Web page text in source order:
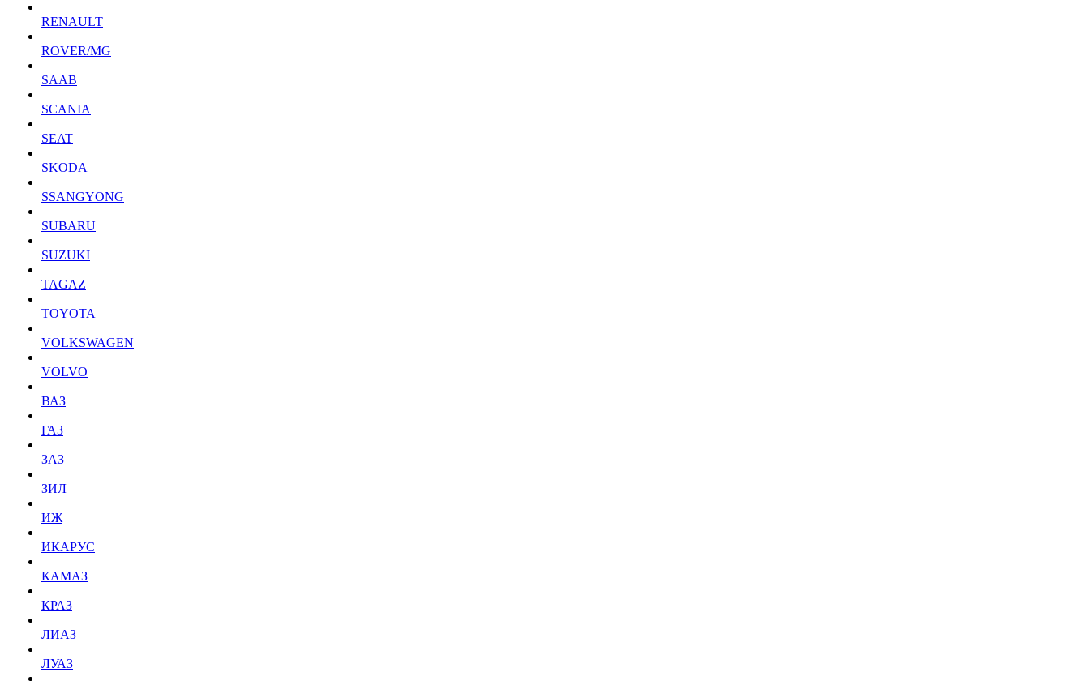
RENAULT
ROVER/MG
SAAB
SCANIA
SEAT
SKODA
SSANGYONG
SUBARU
SUZUKI
TAGAZ
TOYOTA
VOLKSWAGEN
VOLVO
ВАЗ
ГАЗ
ЗАЗ
ЗИЛ
ИЖ
ИКАРУС
КАМАЗ
КРАЗ
ЛИАЗ
ЛУАЗ